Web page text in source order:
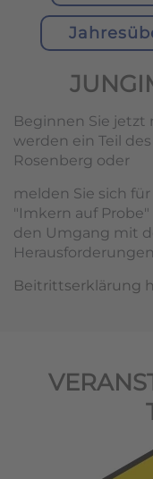
Beginnen Sie
werden ein Teil
Rosenberg oder
melden Sie sich
"Imkern auf
den Umgang mit
Beitrittserklärung